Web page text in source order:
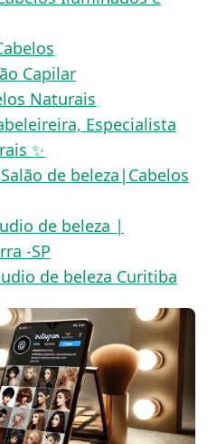
Capilar
Naturais
Especialista
✨
de beleza|Cabelos
de beleza |
-SP
de beleza Curitiba